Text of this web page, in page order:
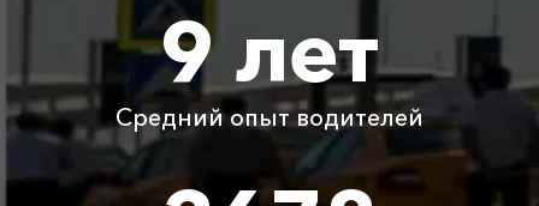
Краснодар
775 ₽ 1550 ₽ 2325 ₽
Детское
Бесплатно Бесплатно Бесплатно
9 лет
Средний опыт водителей